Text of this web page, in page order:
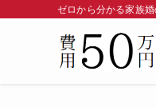
ゼロから分かる家族